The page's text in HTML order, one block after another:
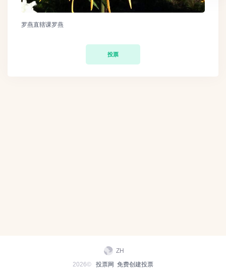
罗燕直辖课罗燕
投票
2026© 投票网 免费创建投票
ZH